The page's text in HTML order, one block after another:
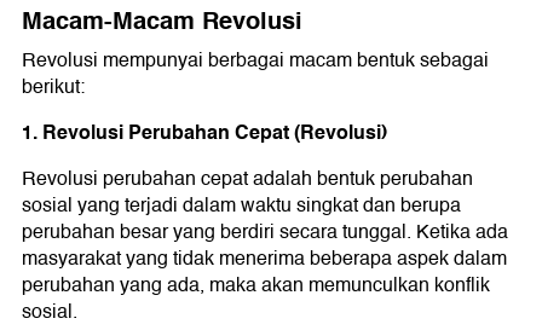
Macam-Macam Revolusi
Revolusi mempunyai berbagai macam bentuk sebagai
berikut:
1. Revolusi Perubahan Cepat (Revolusi)
Revolusi perubahan cepat adalah bentuk perubahan
sosial yang terjadi dalam waktu singkat dan berupa
perubahan besar yang berdiri secara tunggal. Ketika ada
masyarakat yang tidak menerima beberapa aspek dalam
perubahan yang ada, maka akan memunculkan konflik
sosial.